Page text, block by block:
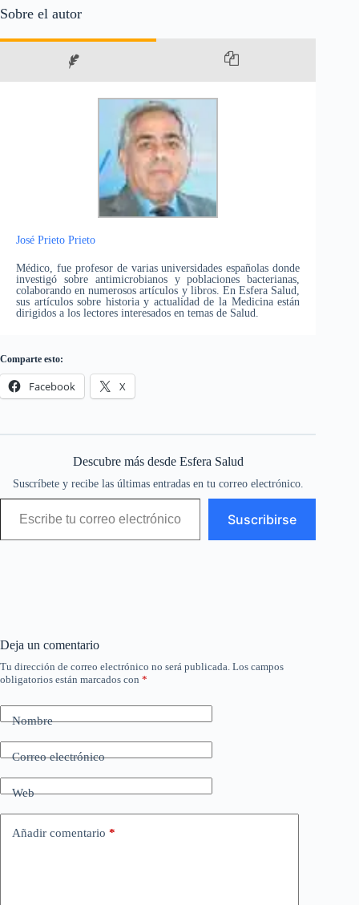
Sobre el autor
José Prieto Prieto
Médico, fue profesor de varias universidades españolas donde
investigó sobre antimicrobianos y poblaciones bacterianas,
colaborando en numerosos artículos y libros. En Esfera Salud,
sus artículos sobre historia y actualidad de la Medicina están
dirigidos a los lectores interesados en temas de Salud.
Comparte esto:
Facebook X
Descubre más desde Esfera Salud
Suscríbete y recibe las últimas entradas en tu correo electrónico.
Escribe tu correo electrónico…
Suscribirse
Deja un comentario
Tu dirección de correo electrónico no será publicada. Los campos
obligatorios están marcados con *
Nombre
Correo electrónico
Web
Añadir comentario *